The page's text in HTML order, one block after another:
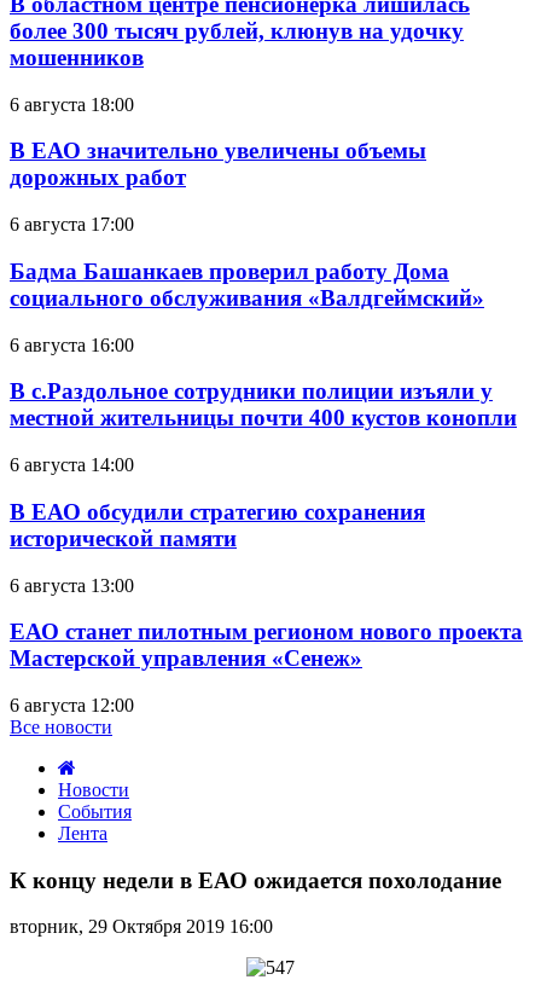
более 300 тысяч рублей, клюнув на удочку
мошенников
6 августа 18:00
В ЕАО значительно увеличены объемы
дорожных работ
6 августа 17:00
Бадма Башанкаев проверил работу Дома
социального обслуживания «Валдгеймский»
6 августа 16:00
В с.Раздольное сотрудники полиции изъяли у
местной жительницы почти 400 кустов конопли
6 августа 14:00
В ЕАО обсудили стратегию сохранения
исторической памяти
6 августа 13:00
ЕАО станет пилотным регионом нового проекта
Мастерской управления «Сенеж»
6 августа 12:00
Все новости
Новости
События
Лента
концу
недели
в
ЕАО
К концу недели в ЕАО ожидается похолодание
вторник, 29 Октября 2019 16:00